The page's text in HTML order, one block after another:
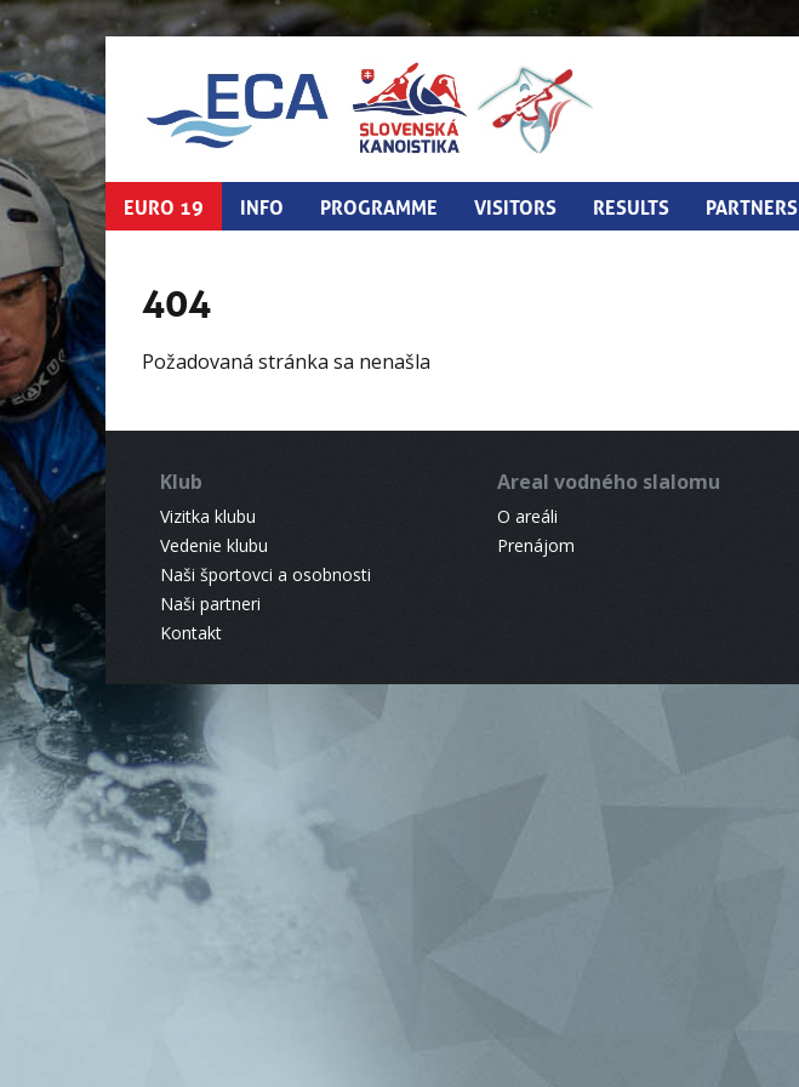
EURO 19 INFO PROGRAMME VISITORS RESULTS PARTNERS
404
Požadovaná stránka sa nenašla
Klub
Vizitka klubu
Vedenie klubu
Naši športovci a osobnosti
Naši partneri
Kontakt
Areal vodného slalomu
O areáli
Prenájom